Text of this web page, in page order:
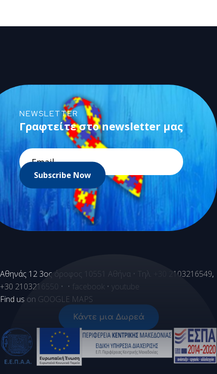
NEWSLETTER
Γραφτείτε στο newsletter μας
Subscribe Now
Aθηνάς 12 3ος όροφος 10551 Αθήνα • Τηλ. +30 2103216549,
+30 2103216550 • • facebook • youtube
Find us on GOOGLE MAPS
Κάντε μια Δωρεά